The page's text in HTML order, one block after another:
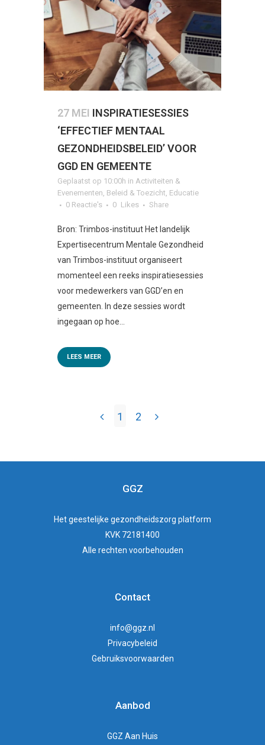
27 MEI INSPIRATIESESSIES
‘EFFECTIEF MENTAAL
GEZONDHEIDSBELEID’ VOOR
GGD EN GEMEENTE
Geplaatst op 10:00h in Activiteiten &
Evenementen Beleid & Toezicht Educatie
0 Reactie's
0 Likes Share
Bron: Trimbos-instituut Het landelijk
Expertisecentrum Mentale Gezondheid
van Trimbos-instituut organiseert
momenteel een reeks inspiratiesessies
voor medewerkers van GGD’en en
gemeenten. In deze sessies wordt
ingegaan op hoe...
LEES MEER
1 2
GGZ
Hetgeestelijke gezondheidszorg platform
KVK 72181400
Alle rechten voorbehouden
Contact
info@ggz.nl
Privacybeleid
Gebruiksvoorwaarden
Aanbod
GGZ Aan Huis